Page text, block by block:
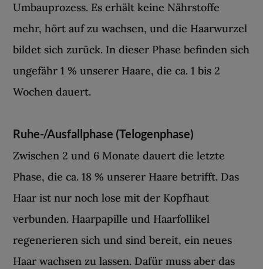
Umbauprozess. Es erhält keine Nährstoffe
mehr, hört auf zu wachsen, und die Haarwurzel
bildet sich zurück. In dieser Phase befinden sich
ungefähr 1 % unserer Haare, die ca. 1 bis 2
Wochen dauert.
Ruhe-/Ausfallphase (Telogenphase)
Zwischen 2 und 6 Monate dauert die letzte
Phase, die ca. 18 % unserer Haare betrifft. Das
Haar ist nur noch lose mit der Kopfhaut
verbunden. Haarpapille und Haarfollikel
regenerieren sich und sind bereit, ein neues
Haar wachsen zu lassen. Dafür muss aber das